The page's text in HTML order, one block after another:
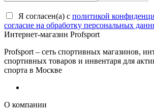
Я согласен(a) с политикой
согласие на обработку персональных
Интернет-магазин Profsport
Profsport – сеть спортивных магазинов,
спортивных товаров и инвентаря для
спорта в Москве
О компании